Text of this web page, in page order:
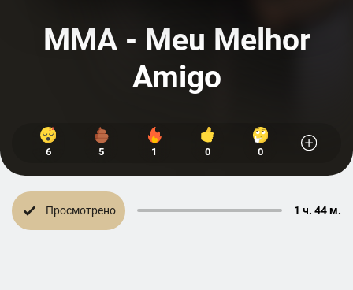
MMA - Meu Melhor
Amigo
6 5 1 0 0
Просмотрено 1 ч. 44 м.